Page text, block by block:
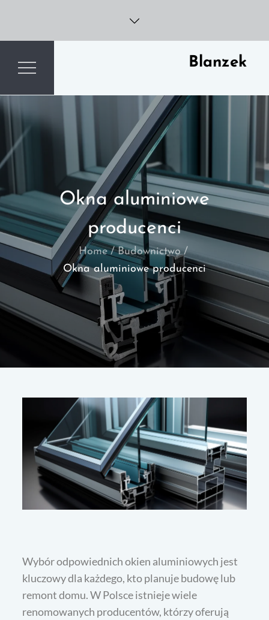
content
Blanzek
Okna aluminiowe
producenci
Home
Budownictwo
Okna aluminiowe producenci
Wybór odpowiednich okien aluminiowych jest
kluczowy dla każdego, kto planuje budowę lub
remont domu. W Polsce istnieje wiele
renomowanych producentów, którzy oferują